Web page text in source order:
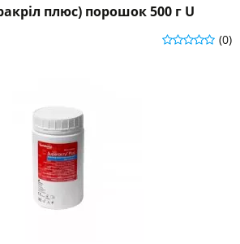
плюс) порошок 500 г U
(0)